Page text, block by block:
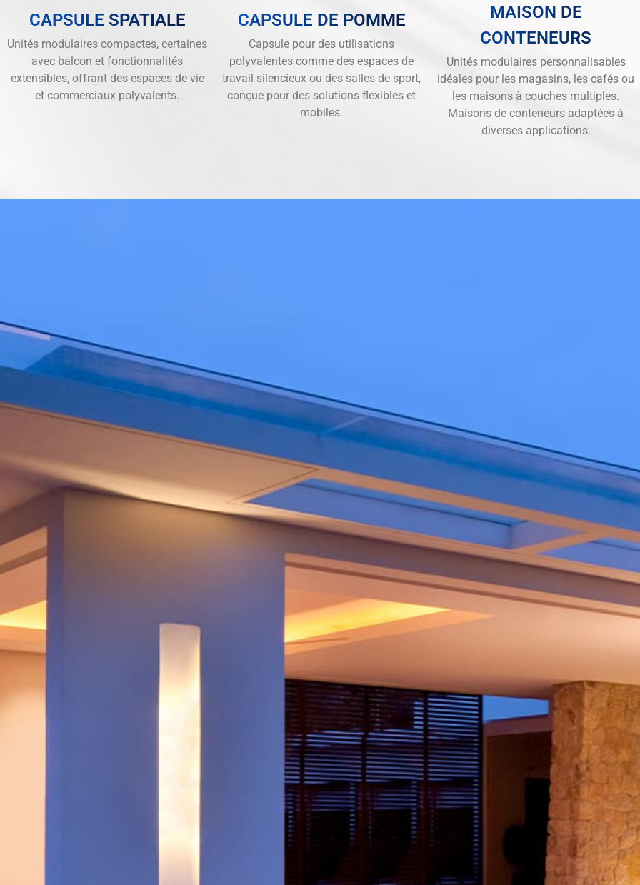
CAPSULE SPATIALE
Unités modulaires compactes, certaines
avec balcon et fonctionnalités
extensibles, offrant des espaces de vie
et commerciaux polyvalents.
CAPSULE DE POMME
Capsule pour des utilisations
polyvalentes comme des espaces de
travail silencieux ou des salles de sport,
conçue pour des solutions flexibles et
mobiles.
MAISON DE
CONTENEURS
Unités modulaires personnalisables
idéales pour les magasins, les cafés ou
les maisons à couches multiples.
Maisons de conteneurs adaptées à
diverses applications.